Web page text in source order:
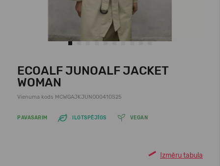
ECOALF JUNOALF JACKET
WOMAN
Vienuma kods MCWGAJKJUNO00410S25
PAVASARIM ILGTSPĒJĪGS VEGAN
Izmēru tabula